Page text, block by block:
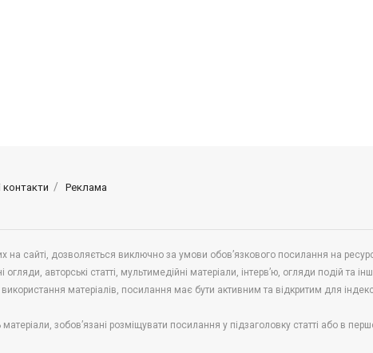
контакти Реклама
на сайті, дозволяється виключно за умови обов’язкового посилання на
авторські статті, мультимедійні матеріали, інтерв’ю, огляди подій та
матеріалів, посилання має бути активним та відкритим для
зобов’язані розміщувати посилання у підзаголовку статті або в